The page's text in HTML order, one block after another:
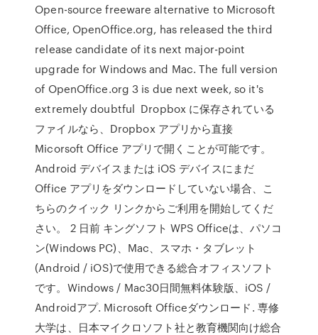
Open-source freeware alternative to Microsoft
Office, OpenOffice.org, has released the third
release candidate of its next major-point
upgrade for Windows and Mac. The full version
of OpenOffice.org 3 is due next week, so it's
extremely doubtful Dropbox に保存されている
ファイルなら、Dropbox アプリから直接
Micorsoft Office アプリで開くことが可能です。
Android デバイスまたは iOS デバイスにまだ
Office アプリをダウンロードしていない場合、こ
ちらのクイック リンクからご利用を開始してくだ
さい。 2 日前 キングソフト WPS Officeは、パソコ
ン(Windows PC)、Mac、スマホ・タブレット
(Android / iOS)で使用できる総合オフィスソフト
です。Windows / Mac30日間無料体験版、iOS /
Androidアプ. Microsoft Officeダウンロード. 専修
大学は、日本マイクロソフト社と教育機関向け総合